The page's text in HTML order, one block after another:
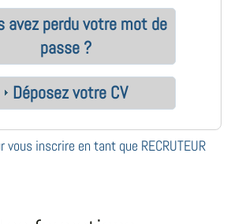
avez perdu votre mot de
passe ?
Déposez votre CV
vous inscrire en tant que RECRUTEUR